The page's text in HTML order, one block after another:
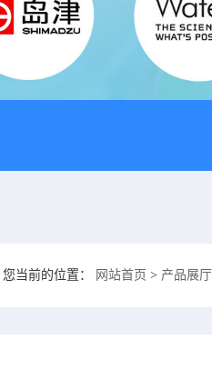
您当前的位置： 网站首页 > 产品展厅